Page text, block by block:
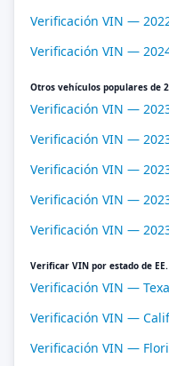
Verificación VIN —
Verificación VIN —
Otros vehículos populares de
Verificación VIN —
Verificación VIN —
Verificación VIN —
Verificación VIN —
Verificación VIN —
Verificar VIN por estado de
Verificación VIN —
Verificación VIN —
Verificación VIN —